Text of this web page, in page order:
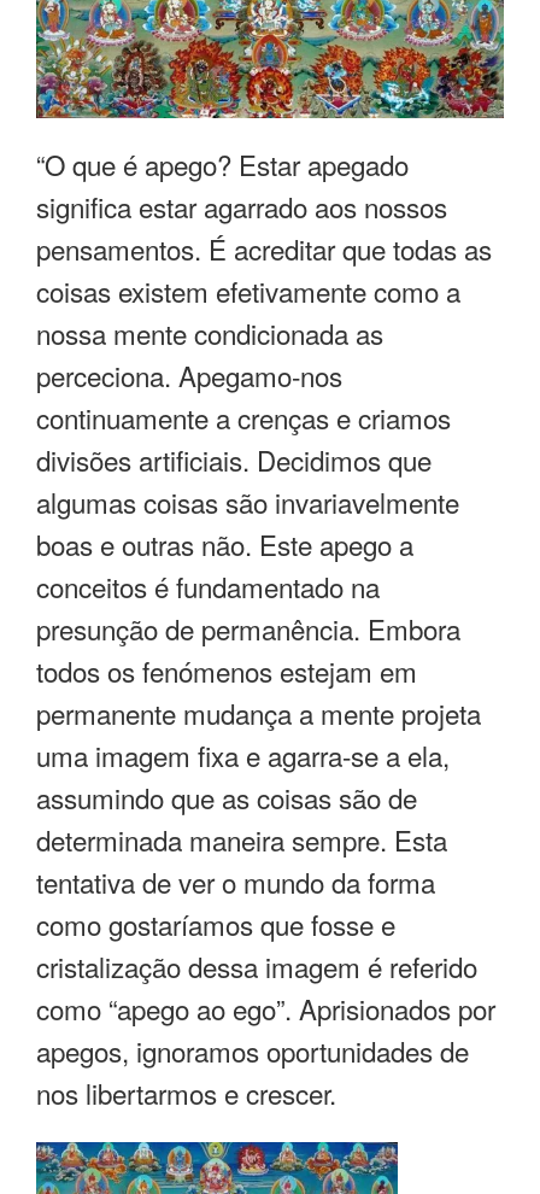
“O que é apego? Estar apegado
significa estar agarrado aos nossos
pensamentos. É acreditar que todas as
coisas existem efetivamente como a
nossa mente condicionada as
perceciona. Apegamo-nos
continuamente a crenças e criamos
divisões artificiais. Decidimos que
algumas coisas são invariavelmente
boas e outras não. Este apego a
conceitos é fundamentado na
presunção de permanência. Embora
todos os fenómenos estejam em
permanente mudança a mente projeta
uma imagem fixa e agarra-se a ela,
assumindo que as coisas são de
determinada maneira sempre. Esta
tentativa de ver o mundo da forma
como gostaríamos que fosse e
cristalização dessa imagem é referido
como “apego ao ego”. Aprisionados por
apegos, ignoramos oportunidades de
nos libertarmos e crescer.